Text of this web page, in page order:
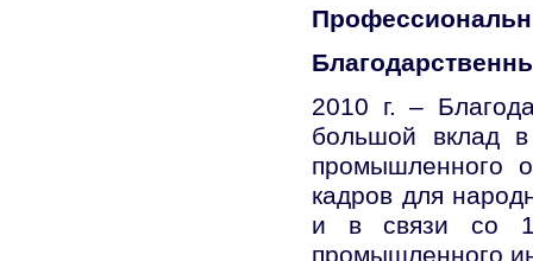
2010 г. –
большой вклад в
промышленного
кадров для
и в связи со
промышленного